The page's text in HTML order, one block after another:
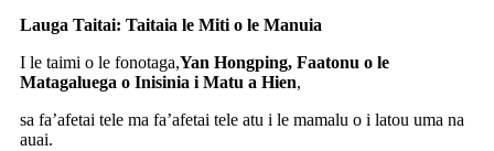
Lauga Taitai: Taitaia le Miti o le Manuia
I le taimi o le fonotaga,Yan Hongping, Faatonu o le
Matagaluega o Inisinia i Matu a Hien,
sa fa’afetai tele ma fa’afetai tele atu i le mamalu o i latou uma na
auai.